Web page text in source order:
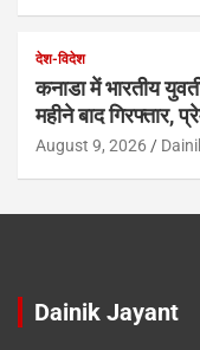
देश-विदेश
कनाडा में भारतीय
महीने बाद गिरफ्तार,
August 9, 2026
Dainik Jayant